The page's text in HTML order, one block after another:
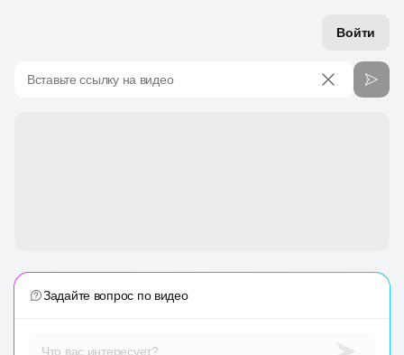
Войти
Вставьте ссылку на видео
Задайте вопрос по видео
Что вас интересует?